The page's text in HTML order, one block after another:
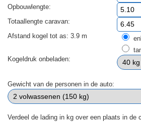
Opbouwlengte:
Totaallengte caravan:
Afstand kogel tot as: 3.9 m
Kogeldruk onbeladen:
Gewicht van de personen in de auto:
Verdeel de lading in kg over een plaats in de